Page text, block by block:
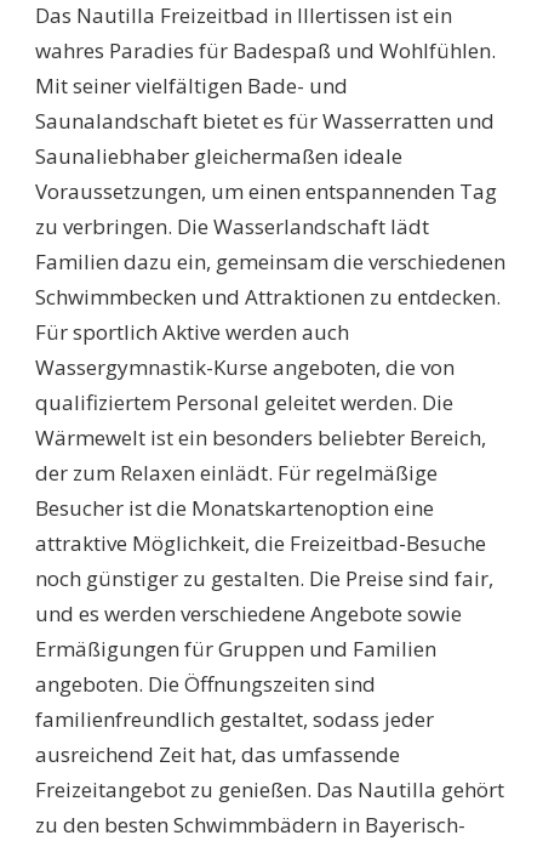
Das Nautilla Freizeitbad in Illertissen ist ein
wahres Paradies für Badespaß und Wohlfühlen.
Mit seiner vielfältigen Bade- und
Saunalandschaft bietet es für Wasserratten und
Saunaliebhaber gleichermaßen ideale
Voraussetzungen, um einen entspannenden Tag
zu verbringen. Die Wasserlandschaft lädt
Familien dazu ein, gemeinsam die verschiedenen
Schwimmbecken und Attraktionen zu entdecken.
Für sportlich Aktive werden auch
Wassergymnastik-Kurse angeboten, die von
qualifiziertem Personal geleitet werden. Die
Wärmewelt ist ein besonders beliebter Bereich,
der zum Relaxen einlädt. Für regelmäßige
Besucher ist die Monatskartenoption eine
attraktive Möglichkeit, die Freizeitbad-Besuche
noch günstiger zu gestalten. Die Preise sind fair,
und es werden verschiedene Angebote sowie
Ermäßigungen für Gruppen und Familien
angeboten. Die Öffnungszeiten sind
familienfreundlich gestaltet, sodass jeder
ausreichend Zeit hat, das umfassende
Freizeitangebot zu genießen. Das Nautilla gehört
zu den besten Schwimmbädern in Bayerisch-